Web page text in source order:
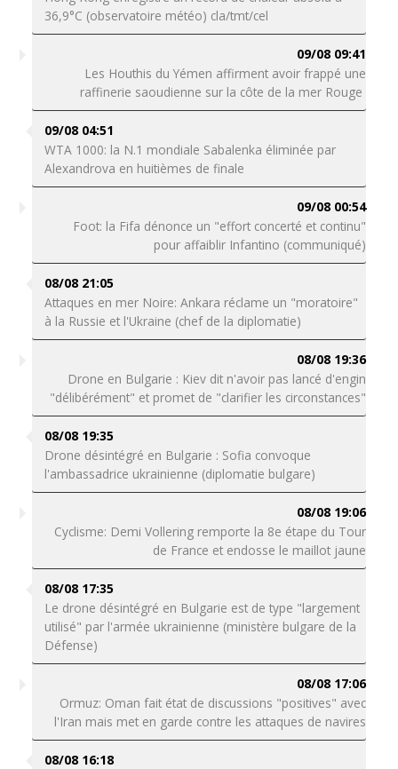
36,9°C (observatoire météo) cla/tmt/cel
09/08 09:41
Les Houthis du Yémen affirment avoir frappé une
raffinerie saoudienne sur la côte de la mer Rouge
09/08 04:51
WTA 1000: la N.1 mondiale Sabalenka éliminée par
Alexandrova en huitièmes de finale
09/08 00:54
Foot: la Fifa dénonce un "effort concerté et continu"
pour affaiblir Infantino (communiqué)
08/08 21:05
Attaques en mer Noire: Ankara réclame un "moratoire"
à la Russie et l'Ukraine (chef de la diplomatie)
08/08 19:36
Drone en Bulgarie : Kiev dit n'avoir pas lancé d'engin
"délibérément" et promet de "clarifier les circonstances"
08/08 19:35
Drone désintégré en Bulgarie : Sofia convoque
l'ambassadrice ukrainienne (diplomatie bulgare)
08/08 19:06
Cyclisme: Demi Vollering remporte la 8e étape du Tour
de France et endosse le maillot jaune
08/08 17:35
Le drone désintégré en Bulgarie est de type "largement
utilisé" par l'armée ukrainienne (ministère bulgare de la
Défense)
08/08 17:06
Ormuz: Oman fait état de discussions "positives" avec
l'Iran mais met en garde contre les attaques de navires
08/08 16:18